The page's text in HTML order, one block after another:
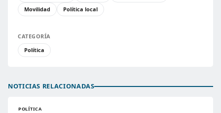
Movilidad
Política local
CATEGORÍA
Política
NOTICIAS RELACIONADAS
POLÍTICA